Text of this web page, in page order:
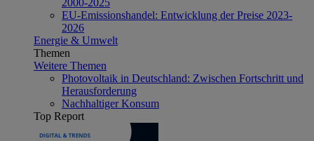
EU-Emissionshandel: Entwicklung der Preise 2023-
2026
Energie & Umwelt
Themen
Weitere Themen
Photovoltaik in Deutschland: Zwischen Fortschritt und
Herausforderung
Nachhaltiger Konsum
Top Report